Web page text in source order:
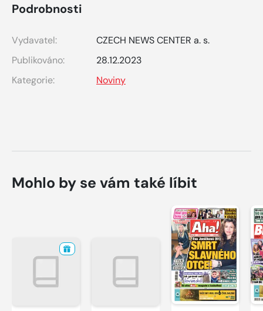
Podrobnosti
Vydavatel:
CZECH NEWS CENTER a. s.
Publikováno:
28.12.2023
Kategorie:
Noviny
Mohlo by se vám také líbit